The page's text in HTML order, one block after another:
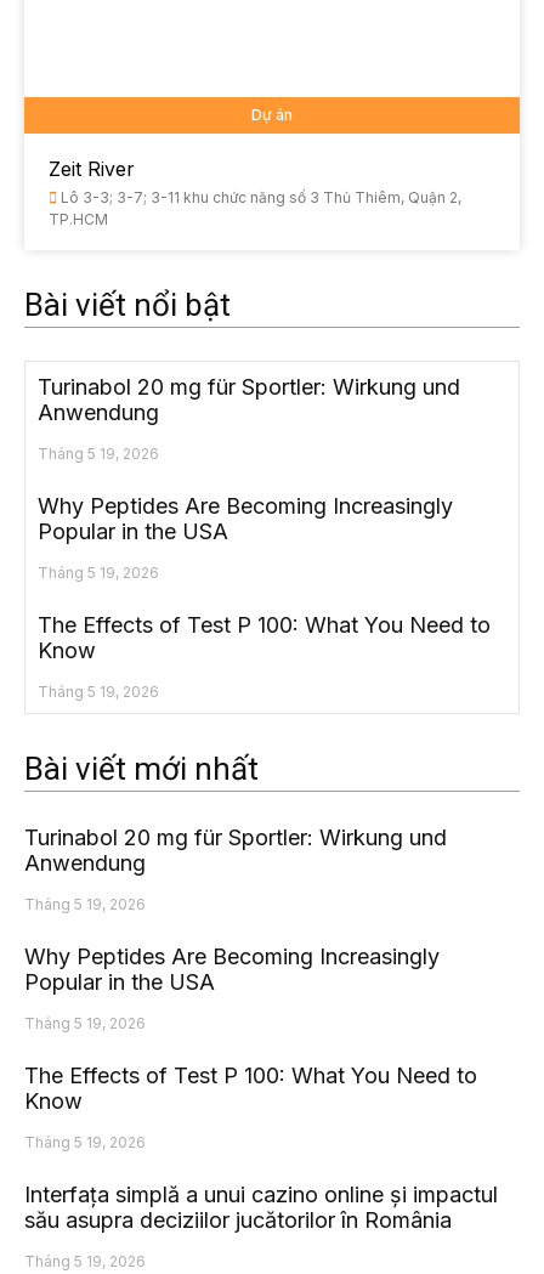
Dự án
Zeit River
Lô 3-3; 3-7; 3-11 khu chức năng số 3 Thủ Thiêm, Quận 2,
TP.HCM
Bài viết nổi bật
Turinabol 20 mg für Sportler: Wirkung und
Anwendung
Tháng 5 19, 2026
Why Peptides Are Becoming Increasingly
Popular in the USA
Tháng 5 19, 2026
The Effects of Test P 100: What You Need to
Know
Tháng 5 19, 2026
Bài viết mới nhất
Turinabol 20 mg für Sportler: Wirkung und
Anwendung
Tháng 5 19, 2026
Why Peptides Are Becoming Increasingly
Popular in the USA
Tháng 5 19, 2026
The Effects of Test P 100: What You Need to
Know
Tháng 5 19, 2026
Interfața simplă a unui cazino online și impactul
său asupra deciziilor jucătorilor în România
Tháng 5 19, 2026